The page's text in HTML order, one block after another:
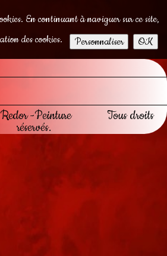
En continuant à naviguer sur ce site,
des cookies.
Personnaliser OK
Redor -Peinture Tous droits
réservés.